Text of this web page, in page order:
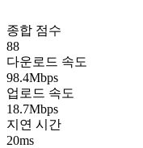
종합 점수
88
다운로드 속도
98.4Mbps
업로드 속도
18.7Mbps
지연 시간
20ms